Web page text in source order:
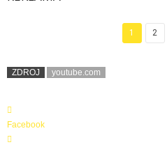
1 2
ZDROJ youtube.com
Facebook